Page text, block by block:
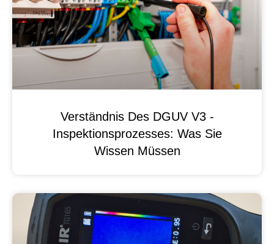
Verständnis Des DGUV V3 -
Inspektionsprozesses: Was Sie
Wissen Müssen